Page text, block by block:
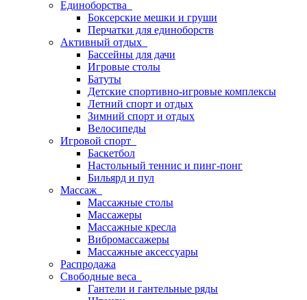
Единоборства
Боксерские мешки и груши
Перчатки для единоборств
Активный отдых
Бассейны для дачи
Игровые столы
Батуты
Детские спортивно-игровые комплексы
Летний спорт и отдых
Зимний спорт и отдых
Велосипеды
Игровой спорт
Баскетбол
Настольный теннис и пинг-понг
Бильярд и пул
Массаж
Массажные столы
Массажеры
Массажные кресла
Вибромассажеры
Массажные аксессуары
Распродажа
Свободные веса
Гантели и гантельные ряды